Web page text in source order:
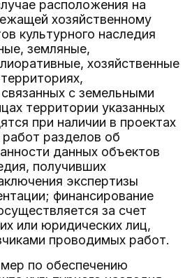
расположения на
хозяйственному
культурного наследия
земляные,
хозяйственные
с земельными
территории указанных
при наличии в проектах
разделов об
данных объектов
получивших
экспертизы
финансирование
за счет
или юридических лиц,
проводимых работ.
по обеспечению